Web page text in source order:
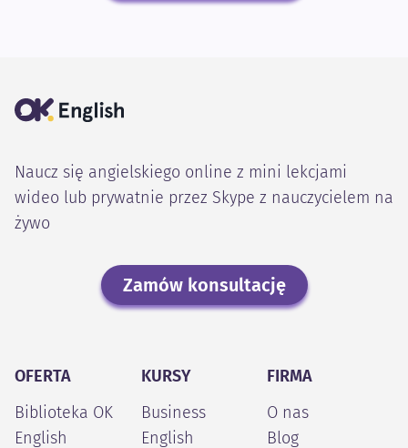
Naucz się angielskiego online z mini lekcjami
wideo lub prywatnie przez Skype z nauczycielem na
żywo
Zamów konsultację
OFERTA
Biblioteka OK
English
KURSY
Business
English
FIRMA
O nas
Blog